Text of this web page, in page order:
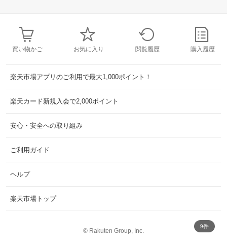
9件
買い物かご お気に入り 閲覧履歴 購入履歴
楽天市場アプリのご利用で最大1,000ポイント！
楽天カード新規入会で2,000ポイント
安心・安全への取り組み
ご利用ガイド
ヘルプ
楽天市場トップ
© Rakuten Group, Inc.